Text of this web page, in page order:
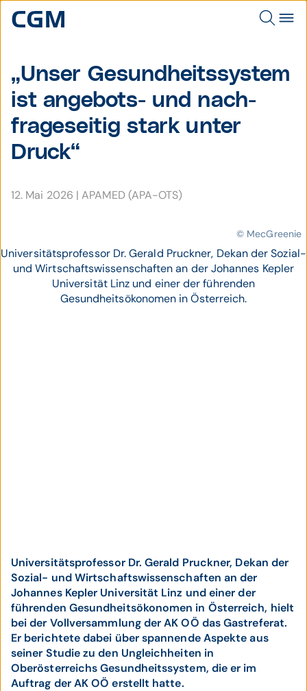
„Unser Gesund­heitssystem
ist angebots- und nach­
frage­seitig stark unter
Druck“
12. Mai 2026 |APAMED (APA-OTS)
© MecGreenie
Universitätsprofessor Dr. Gerald Pruckner, Dekan der Sozial-
und Wirtschaftswissenschaften an der Johannes Kepler
Universität Linz und einer der führenden
Gesundheitsökonomen in Österreich.
Universitätsprofessor Dr. Gerald Pruckner, Dekan der
Sozial- und Wirtschaftswissenschaften an der
Johannes Kepler Universität Linz und einer der
führenden Gesundheitsökonomen in Österreich, hielt
bei der Vollversammlung der AK OÖ das Gastreferat.
Er berichtete dabei über spannende Aspekte aus
seiner Studie zu den Ungleichheiten in
Oberösterreichs Gesundheitssystem, die er im
Auftrag der AK OÖ erstellt hatte.